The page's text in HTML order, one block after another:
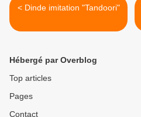
< Dinde imitation "Tandoori"
Hébergé par Overblog
Top articles
Pages
Contact